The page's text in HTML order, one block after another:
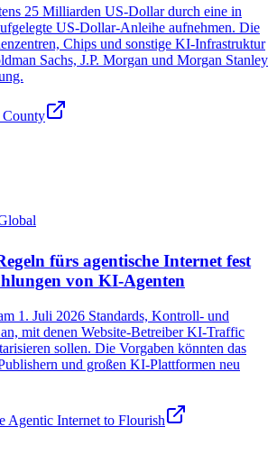
25 Milliarden US-Dollar durch eine in
US-Dollar-Anleihe aufnehmen. Die
Chips und sonstige KI-Infrastruktur
Sachs, J.P. Morgan und Morgan Stanley
County
fürs agentische Internet fest
von KI-Agenten
1. Juli 2026 Standards, Kontroll‑ und
mit denen Website‑Betreiber KI‑Traffic
sollen. Die Vorgaben könnten das
und großen KI‑Plattformen neu
Agentic Internet to Flourish